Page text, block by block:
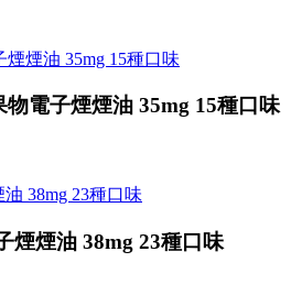
電子煙煙油 35mg 15種口味
煙煙油 38mg 23種口味